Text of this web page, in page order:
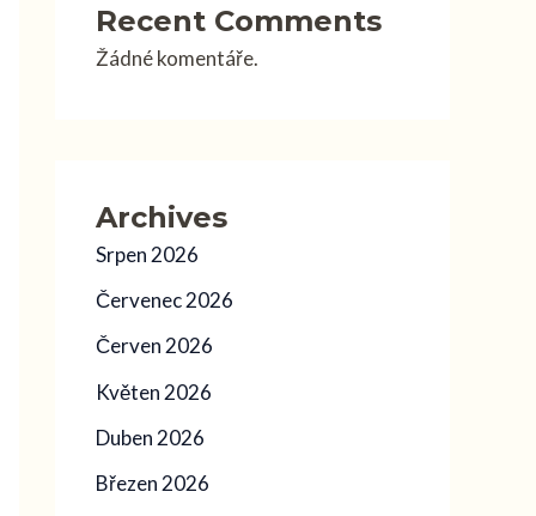
Recent Comments
Žádné komentáře.
Archives
Srpen 2026
Červenec 2026
Červen 2026
Květen 2026
Duben 2026
Březen 2026